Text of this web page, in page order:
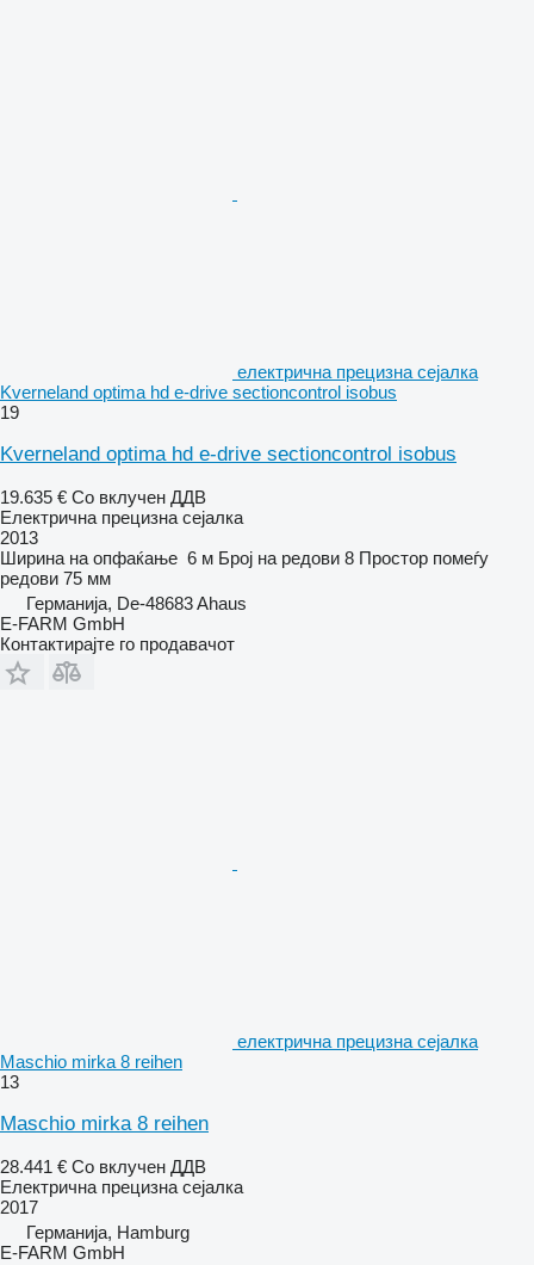
електрична прецизна сејалка
Kverneland optima hd e-drive sectioncontrol isobus
19
Kverneland optima hd e-drive sectioncontrol isobus
19.635 € Со вклучен ДДВ
Електрична прецизна сејалка
2013
Ширина на опфаќање 6 м Број на редови 8 Простор помеѓу
редови 75 мм
Германија, De-48683 Ahaus
E-FARM GmbH
Контактирајте го продавачот
електрична прецизна сејалка
Maschio mirka 8 reihen
13
Maschio mirka 8 reihen
28.441 € Со вклучен ДДВ
Електрична прецизна сејалка
2017
Германија, Hamburg
E-FARM GmbH